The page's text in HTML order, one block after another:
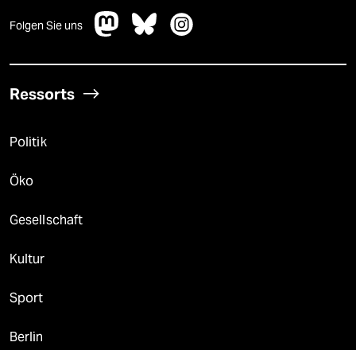
Folgen Sie uns
Ressorts
Politik
Öko
Gesellschaft
Kultur
Sport
Berlin